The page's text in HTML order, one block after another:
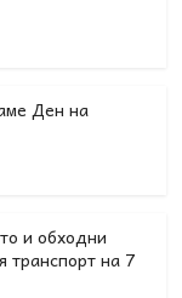
Ден на
и обходни
транспорт на 7